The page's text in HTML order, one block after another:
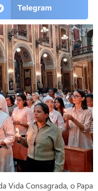
Telegram
Vida Consagrada, o Papa